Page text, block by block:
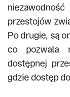
przestojów
Po drugie, są
co pozwala
dostępnej
gdzie dostęp